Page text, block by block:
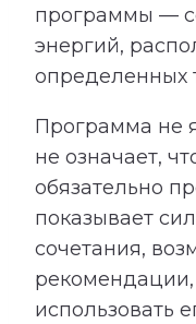
программы —
энергий,
определенных
Программа не
не означает,
обязательно
показывает
сочетания,
использовать